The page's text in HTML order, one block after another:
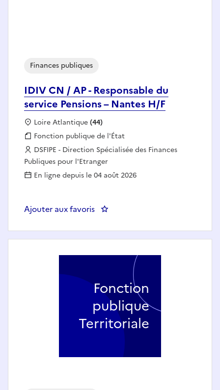
IDIV CN / AP - Responsable du
service Pensions – Nantes H/F
Finances publiques
Localisation :
Loire Atlantique(44)
Fonction publique :
Fonction publique de l'État
Employeur :
DSFIPE - Direction Spécialisée des Finances
Publiques pour l'Etranger
En ligne depuis le 04 août 2026
Ajouter aux favoris : IDIV CN / AP - Responsable
Fonction
publique
Territoriale